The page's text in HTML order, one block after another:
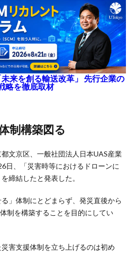
来を創る輸送改革」 先行企業の
略を徹底取材
制構築図る
文京区、一般社団法人日本UAS産業
日、「災害時等におけるドローンに
締結したと発表した。
」体制にとどまらず、発災直後から
制を構築することを目的にしてい
害支援体制を立ち上げるのは初め